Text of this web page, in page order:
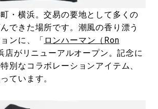
・横浜。交易の要地として多くの
できた場所です。潮風の香り漂う
ンに、「 ロンハーマン（Ron
店がリニューアルオープン。記念に
別なコラボレーションアイテム、
ています。